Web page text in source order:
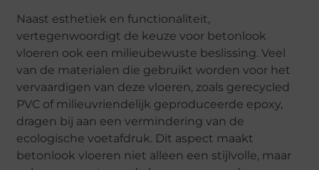
Naast esthetiek en functionaliteit,
vertegenwoordigt de keuze voor betonlook
vloeren ook een milieubewuste beslissing. Veel
van de materialen die gebruikt worden voor het
vervaardigen van deze vloeren, zoals gerecycled
PVC of milieuvriendelijk geproduceerde epoxy,
dragen bij aan een vermindering van de
ecologische voetafdruk. Dit aspect maakt
betonlook vloeren niet alleen een stijlvolle, maar